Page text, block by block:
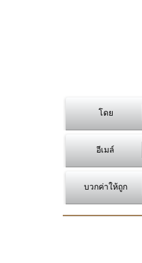
โดย
อีเมล์
บวกค่าให้ถูก